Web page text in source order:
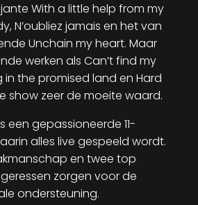
With a little help from my
N’oubliez jamais en het van
Unchain my heart. Maar
werken als Can’t find my
in the promised land en Hard
show zeer de moeite waard.
een gepassioneerde 11-
alles live gespeeld wordt.
en twee top
zorgen voor de
ondersteuning.